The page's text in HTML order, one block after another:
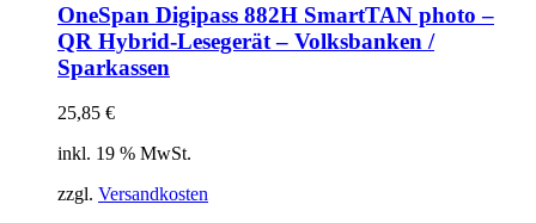
OneSpan Digipass 882H SmartTAN photo –
QR Hybrid-Lesegerät – Volksbanken /
Sparkassen
25,85 €
inkl. 19 % MwSt.
zzgl. Versandkosten